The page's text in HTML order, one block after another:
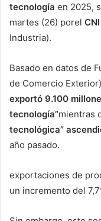
tecnología en 2025,
martes (26) porel CNI
Industria).
Basado en datos de
de Comercio
exportó 9.100
tecnología”mientras
tecnológica”
año pasado.
exportaciones de
un incremento del